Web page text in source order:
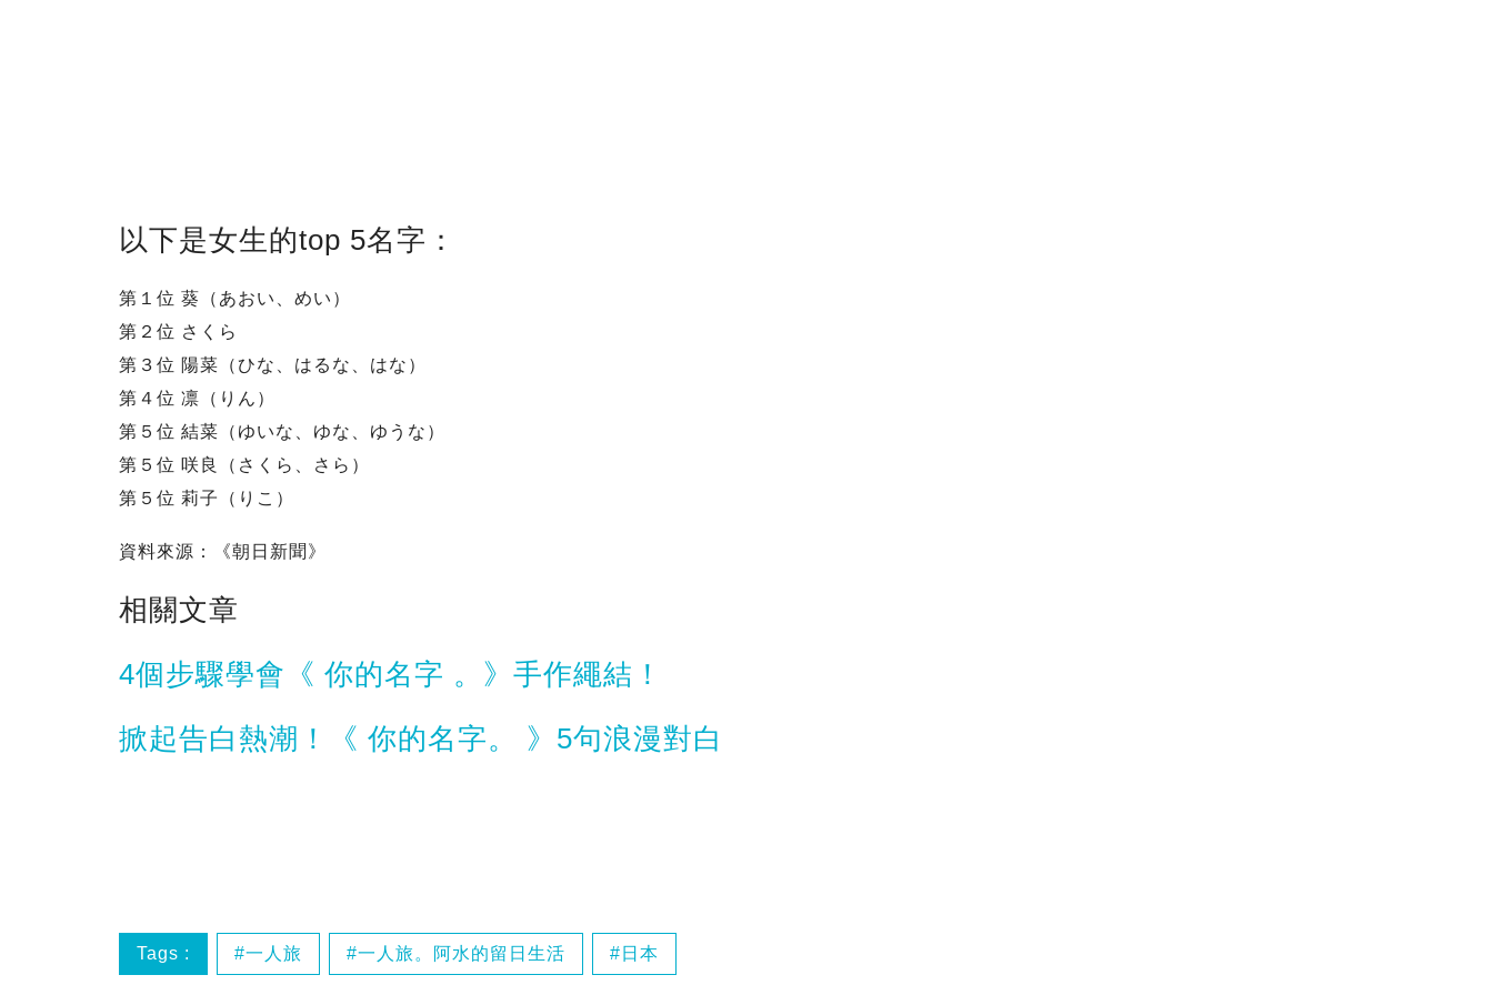
以下是女生的top 5名字：
第１位 葵（あおい、めい）
第２位 さくら
第３位 陽菜（ひな、はるな、はな）
第４位 凛（りん）
第５位 結菜（ゆいな、ゆな、ゆうな）
第５位 咲良（さくら、さら）
第５位 莉子（りこ）
資料來源：《朝日新聞》
相關文章
4個步驟學會《 你的名字 。》手作繩結！
掀起告白熱潮！《 你的名字。 》5句浪漫對白
Tags : 一人旅 一人旅。阿水的留日生活 日本